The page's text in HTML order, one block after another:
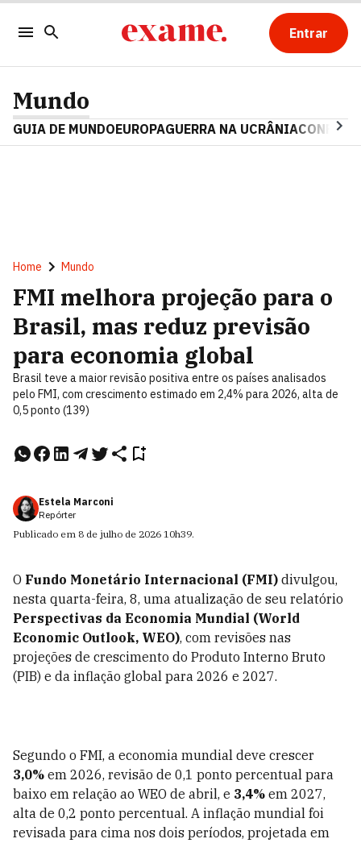
Entrar
Mundo
GUIA DE MUNDOEUROPAGUERRA NA UCRÂNIA
Home Mundo
FMI melhora projeção para o
Brasil, mas reduz previsão
para economia global
Brasil teve a maior revisão positiva entre os países analisados
pelo FMI, com crescimento estimado em 2,4% para 2026, alta de
0,5 ponto (139)
Estela Marconi
Repórter
Publicado em 8 de julho de 2026 10h39.
O Fundo Monetário Internacional (FMI) divulgou,
nesta quarta-feira, 8, uma atualização de seu relatório
Perspectivas da Economia Mundial (World
Economic Outlook, WEO), com revisões nas
projeções de crescimento do Produto Interno Bruto
(PIB) e da inflação global para 2026 e 2027.
Segundo o FMI, a economia mundial deve crescer
3,0% em 2026, revisão de 0,1 ponto percentual para
baixo em relação ao WEO de abril, e 3,4% em 2027,
alta de 0,2 ponto percentual. A inflação mundial foi
revisada para cima nos dois períodos, projetada em